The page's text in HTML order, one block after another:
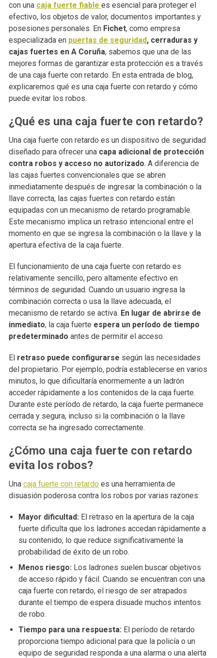
con una caja fuerte fiable es esencial para proteger el
efectivo, los objetos de valor, documentos importantes y
posesiones personales. En Fichet, como empresa
especializada en puertas de seguridad, cerraduras y
cajas fuertes en A Coruña, sabemos que una de las
mejores formas de garantizar esta protección es a través
de una caja fuerte con retardo. En esta entrada de blog,
explicaremos qué es una caja fuerte con retardo y cómo
puede evitar los robos.
¿Qué es una caja fuerte con retardo?
Una caja fuerte con retardo es un dispositivo de seguridad
diseñado para ofrecer una capa adicional de protección
contra robos y acceso no autorizado. A diferencia de
las cajas fuertes convencionales que se abren
inmediatamente después de ingresar la combinación o la
llave correcta, las cajas fuertes con retardo están
equipadas con un mecanismo de retardo programable.
Este mecanismo implica un retraso intencional entre el
momento en que se ingresa la combinación o la llave y la
apertura efectiva de la caja fuerte.
El funcionamiento de una caja fuerte con retardo es
relativamente sencillo, pero altamente efectivo en
términos de seguridad. Cuando un usuario ingresa la
combinación correcta o usa la llave adecuada, el
mecanismo de retardo se activa. En lugar de abrirse de
inmediato, la caja fuerte espera un período de tiempo
predeterminado antes de permitir el acceso.
El retraso puede configurarse según las necesidades
del propietario. Por ejemplo, podría establecerse en varios
minutos, lo que dificultaría enormemente a un ladrón
acceder rápidamente a los contenidos de la caja fuerte.
Durante este período de retardo, la caja fuerte permanece
cerrada y segura, incluso si la combinación o la llave
correcta se ha ingresado correctamente.
¿Cómo una caja fuerte con retardo
evita los robos?
Una caja fuerte con retardoes una herramienta de
disuasión poderosa contra los robos por varias razones:
Mayor dificultad: El retraso en la apertura de la caja
fuerte dificulta que los ladrones accedan rápidamente a
su contenido, lo que reduce significativamente la
probabilidad de éxito de un robo.
Menos riesgo: Los ladrones suelen buscar objetivos
de acceso rápido y fácil. Cuando se encuentran con una
caja fuerte con retardo, el riesgo de ser atrapados
durante el tiempo de espera disuade muchos intentos
de robo.
Tiempo para una respuesta: El período de retardo
proporciona tiempo adicional para que la policía o un
equipo de seguridad responda a una alarma o una alerta